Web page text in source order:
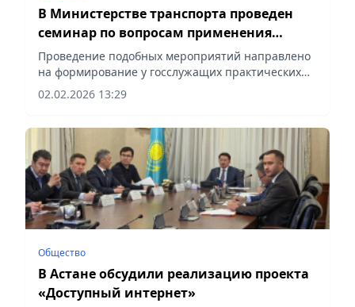
В Министерстве транспорта проведен
семинар по вопросам применения
искусственного интеллекта
Проведение подобных мероприятий направлено
на формирование у госслужащих практических
навыков использования инструментов ИИ,
сообщает Vecher.kz.
02.02.2026 13:29
Общество
В Астане обсудили реализацию проекта
«Доступный интернет»